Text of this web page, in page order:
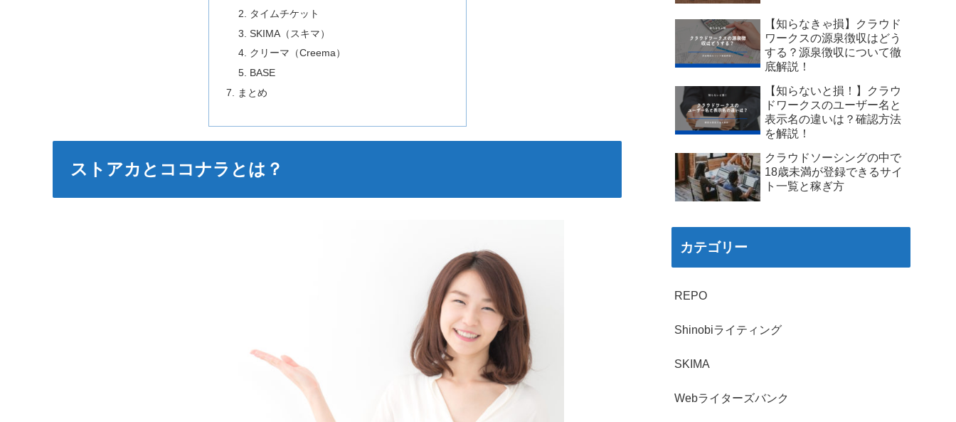
タイムチケット
SKIMA（スキマ）
クリーマ（Creema）
BASE
まとめ
ストアカとココナラとは？
【知らなきゃ損】クラウド
ワークスの源泉徴収はどう
する？源泉徴収について徹
底解説！
【知らないと損！】クラウ
ドワークスのユーザー名と
表示名の違いは？確認方法
を解説！
クラウドソーシングの中で
18歳未満が登録できるサイ
ト一覧と稼ぎ方
カテゴリー
REPO
Shinobiライティング
SKIMA
Webライターズバンク